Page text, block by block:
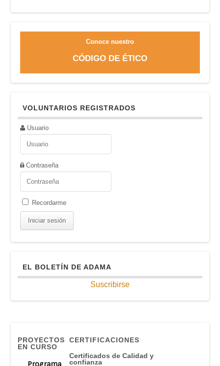
Conoce nuestro
CÓDIGO DE ÉTICO
VOLUNTARIOS REGISTRADOS
Usuario
Contraseña
Recordarme
EL BOLETÍN DE ADAMA
Suscribirse
PROYECTOS
EN CURSO
Programa
CERTIFICACIONES
Certificados de Calidad y
confianza